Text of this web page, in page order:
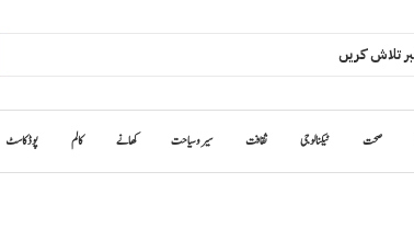
صحت ٹیکنالوجی ثقافت سیر و سیاحت کھانے کالم پوڈ کاسٹ